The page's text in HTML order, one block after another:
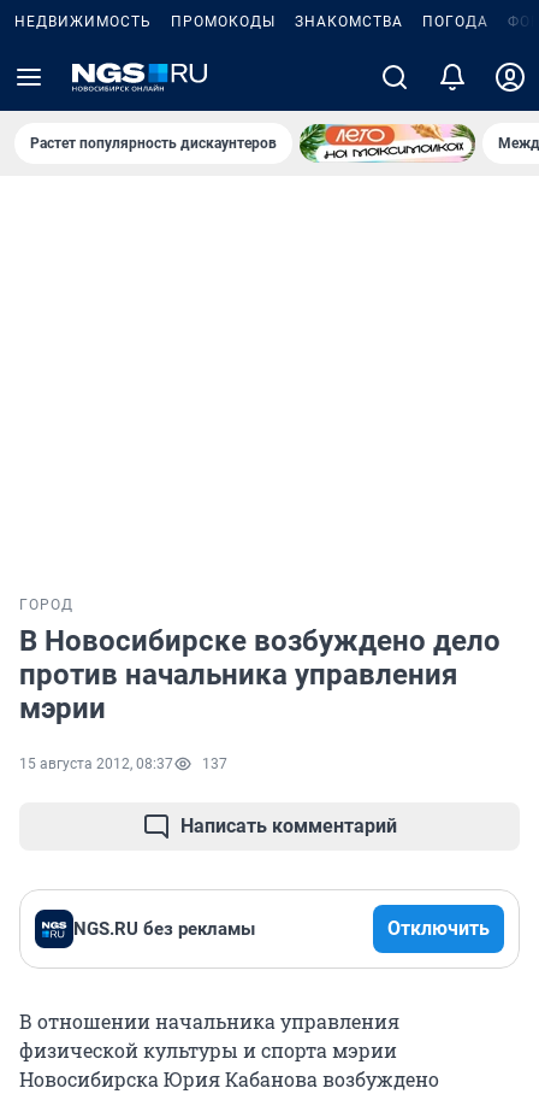
НЕДВИЖИМОСТЬ ПРОМОКОДЫ ЗНАКОМСТВА ПОГОДА
Растет популярность дискаунтеров
ГОРОД
В Новосибирске возбуждено дело
против начальника управления
мэрии
15 августа 2012, 08:37 137
Написать комментарий
NGS.RU без рекламы Отключить
В отношении начальника управления
физической культуры и спорта мэрии
Новосибирска Юрия Кабанова возбуждено